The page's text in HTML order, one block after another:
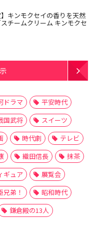
】キンモクセイの香りを天然
チームクリーム キンモクセ
ドラマ
平安時代
国武将
スイーツ
時代劇
テレビ
織田信長
抹茶
ギュア
展覧会
兄弟！
昭和時代
鎌倉殿の13人